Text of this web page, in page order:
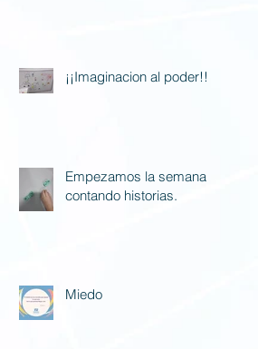
¡¡Imaginacion al poder!!
Empezamos la semana
contando historias.
Miedo